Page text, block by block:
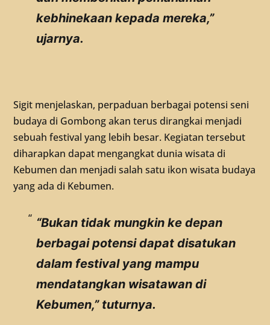
kebhinekaan kepada mereka,”
ujarnya.
Sigit menjelaskan, perpaduan berbagai potensi seni
budaya di Gombong akan terus dirangkai menjadi
sebuah festival yang lebih besar. Kegiatan tersebut
diharapkan dapat mengangkat dunia wisata di
Kebumen dan menjadi salah satu ikon wisata budaya
yang ada di Kebumen.
“Bukan tidak mungkin ke depan
berbagai potensi dapat disatukan
dalam festival yang mampu
mendatangkan wisatawan di
Kebumen,” tuturnya.